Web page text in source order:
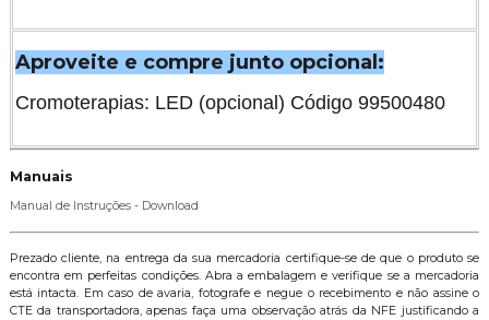
Aproveite e compre junto opcional:
Cromoterapias: LED (opcional) Código 99500480
Manuais
Manual de Instruções - Download
Prezado cliente, na entrega da sua mercadoria certifique-se de que o produto se
encontra em perfeitas condições. Abra a embalagem e verifique se a mercadoria
está intacta. Em caso de avaria, fotografe e negue o recebimento e não assine o
CTE da transportadora, apenas faça uma observação atrás da NFE justificando a